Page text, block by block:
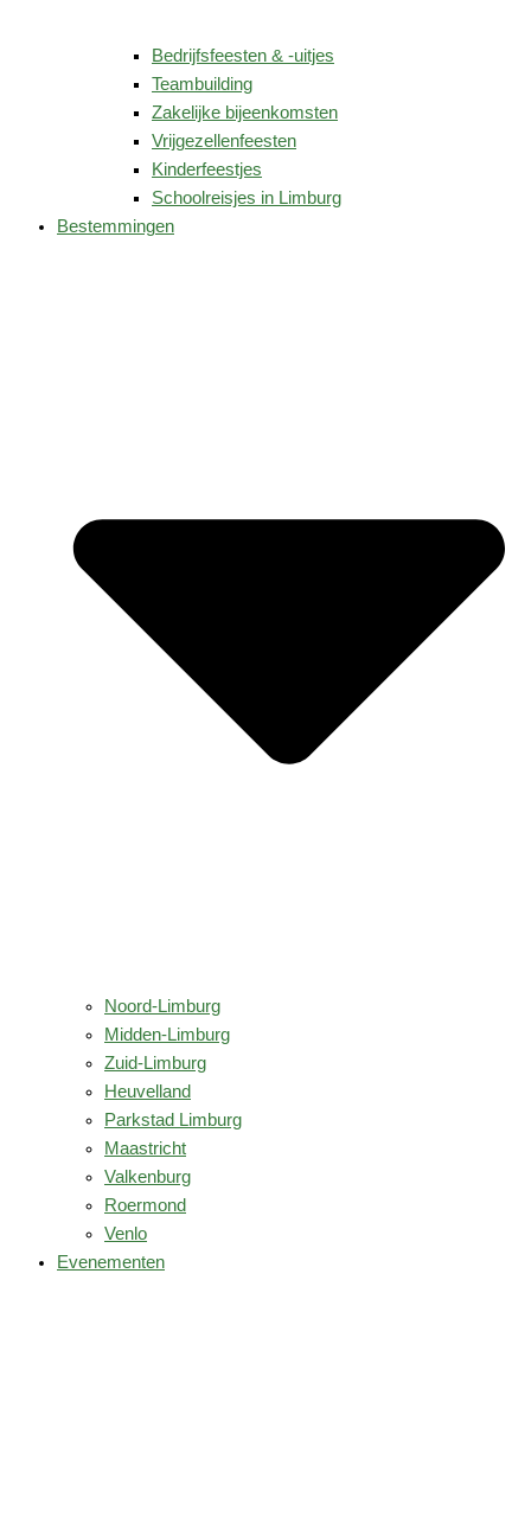
Bedrijfsfeesten & -uitjes
Teambuilding
Zakelijke bijeenkomsten
Vrijgezellenfeesten
Kinderfeestjes
Schoolreisjes in Limburg
Bestemmingen
Noord-Limburg
Midden-Limburg
Zuid-Limburg
Heuvelland
Parkstad Limburg
Maastricht
Valkenburg
Roermond
Venlo
Evenementen